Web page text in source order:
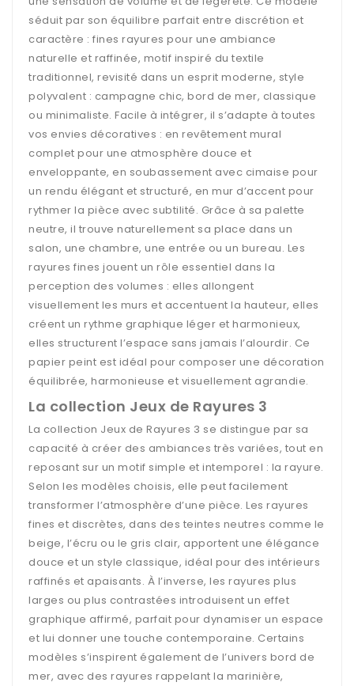
séduit par son équilibre parfait entre discrétion et
caractère : fines rayures pour une ambiance
naturelle et raffinée, motif inspiré du textile
traditionnel, revisité dans un esprit moderne, style
polyvalent : campagne chic, bord de mer, classique
ou minimaliste. Facile à intégrer, il s’adapte à toutes
vos envies décoratives : en revêtement mural
complet pour une atmosphère douce et
enveloppante, en soubassement avec cimaise pour
un rendu élégant et structuré, en mur d’accent pour
rythmer la pièce avec subtilité. Grâce à sa palette
neutre, il trouve naturellement sa place dans un
salon, une chambre, une entrée ou un bureau. Les
rayures fines jouent un rôle essentiel dans la
perception des volumes : elles allongent
visuellement les murs et accentuent la hauteur, elles
créent un rythme graphique léger et harmonieux,
elles structurent l’espace sans jamais l’alourdir. Ce
papier peint est idéal pour composer une décoration
équilibrée, harmonieuse et visuellement agrandie.
La collection Jeux de Rayures 3
La collection Jeux de Rayures 3 se distingue par sa
capacité à créer des ambiances très variées, tout en
reposant sur un motif simple et intemporel : la rayure.
Selon les modèles choisis, elle peut facilement
transformer l’atmosphère d’une pièce. Les rayures
fines et discrètes, dans des teintes neutres comme le
beige, l’écru ou le gris clair, apportent une élégance
douce et un style classique, idéal pour des intérieurs
raffinés et apaisants. À l’inverse, les rayures plus
larges ou plus contrastées introduisent un effet
graphique affirmé, parfait pour dynamiser un espace
et lui donner une touche contemporaine. Certains
modèles s’inspirent également de l’univers bord de
mer, avec des rayures rappelant la marinière,